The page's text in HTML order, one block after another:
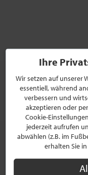
Ihre
Wir setzen auf unserer
essentiell, während
verbessern und
akzeptieren oder
Cookie-
jederzeit aufrufen
abwählen (z.B. im
erhalten Sie